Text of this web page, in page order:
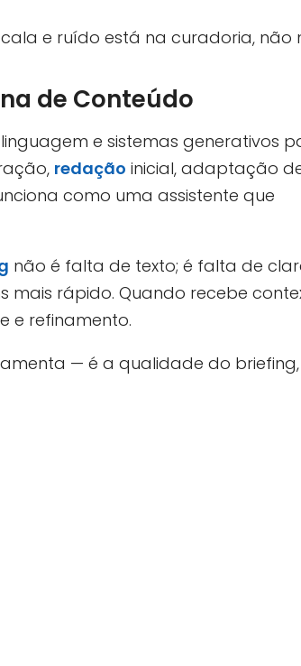
e ruído está na curadoria, não
de Conteúdo
e sistemas generativos
redação inicial, adaptação
como uma assistente que
não é falta de texto; é falta de
mais rápido. Quando recebe
e refinamento.
— é a qualidade do briefing,